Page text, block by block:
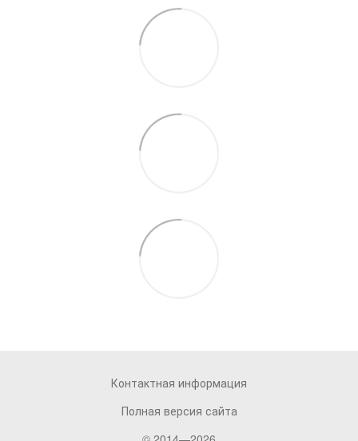
Контактная информация
Полная версия сайта